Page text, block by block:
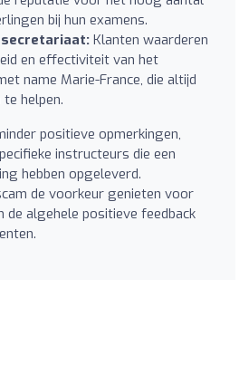
bij hun examens.
secretariaat: Klanten waarderen
en effectiviteit van het
name Marie-France, die altijd
helpen.
positieve opmerkingen,
instructeurs die een
hebben opgeleverd.
de voorkeur genieten voor
de algehele positieve feedback